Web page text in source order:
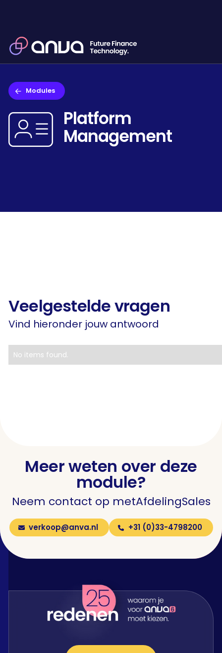
Modules
 Platform
Management
Veelgestelde vragen
Vind hieronder jouw antwoord
No items found.
Meer weten over deze
module?
Neem contact op metAfdelingSales
verkoop@anva.nl +31 (0)33-4798200